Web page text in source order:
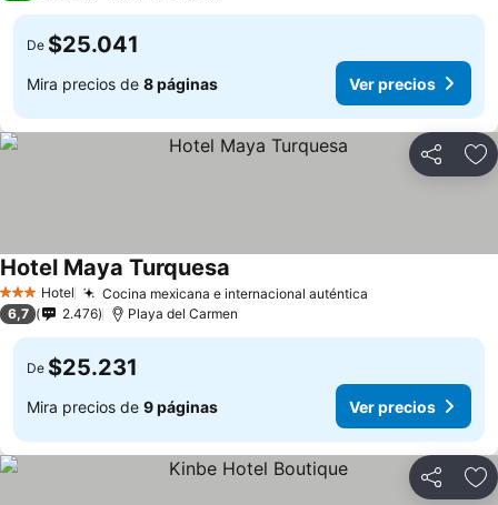
De $25.041
Mira precios de 8 páginas Ver precios
Compartir
3 Estrellas
Hotel Cocina mexicana e internacional auténtica
Hotel Maya Turquesa
6,7 2.476 Playa del Carmen
De $25.231
Mira precios de 9 páginas Ver precios
Compartir